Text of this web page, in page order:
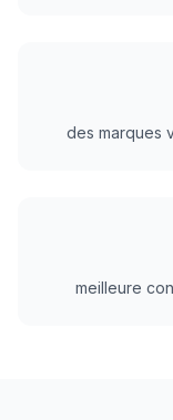
des marques
meilleure